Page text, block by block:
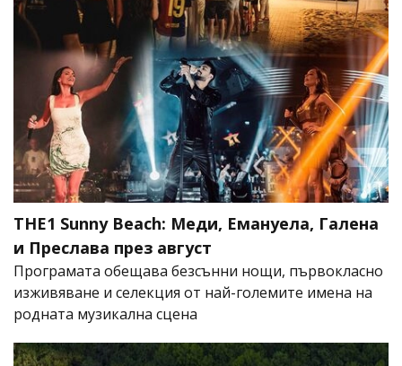
THE1 Sunny Beach: Меди, Емануела, Галена
и Преслава през август
Програмата обещава безсънни нощи, първокласно
изживяване и селекция от най-големите имена на
родната музикална сцена